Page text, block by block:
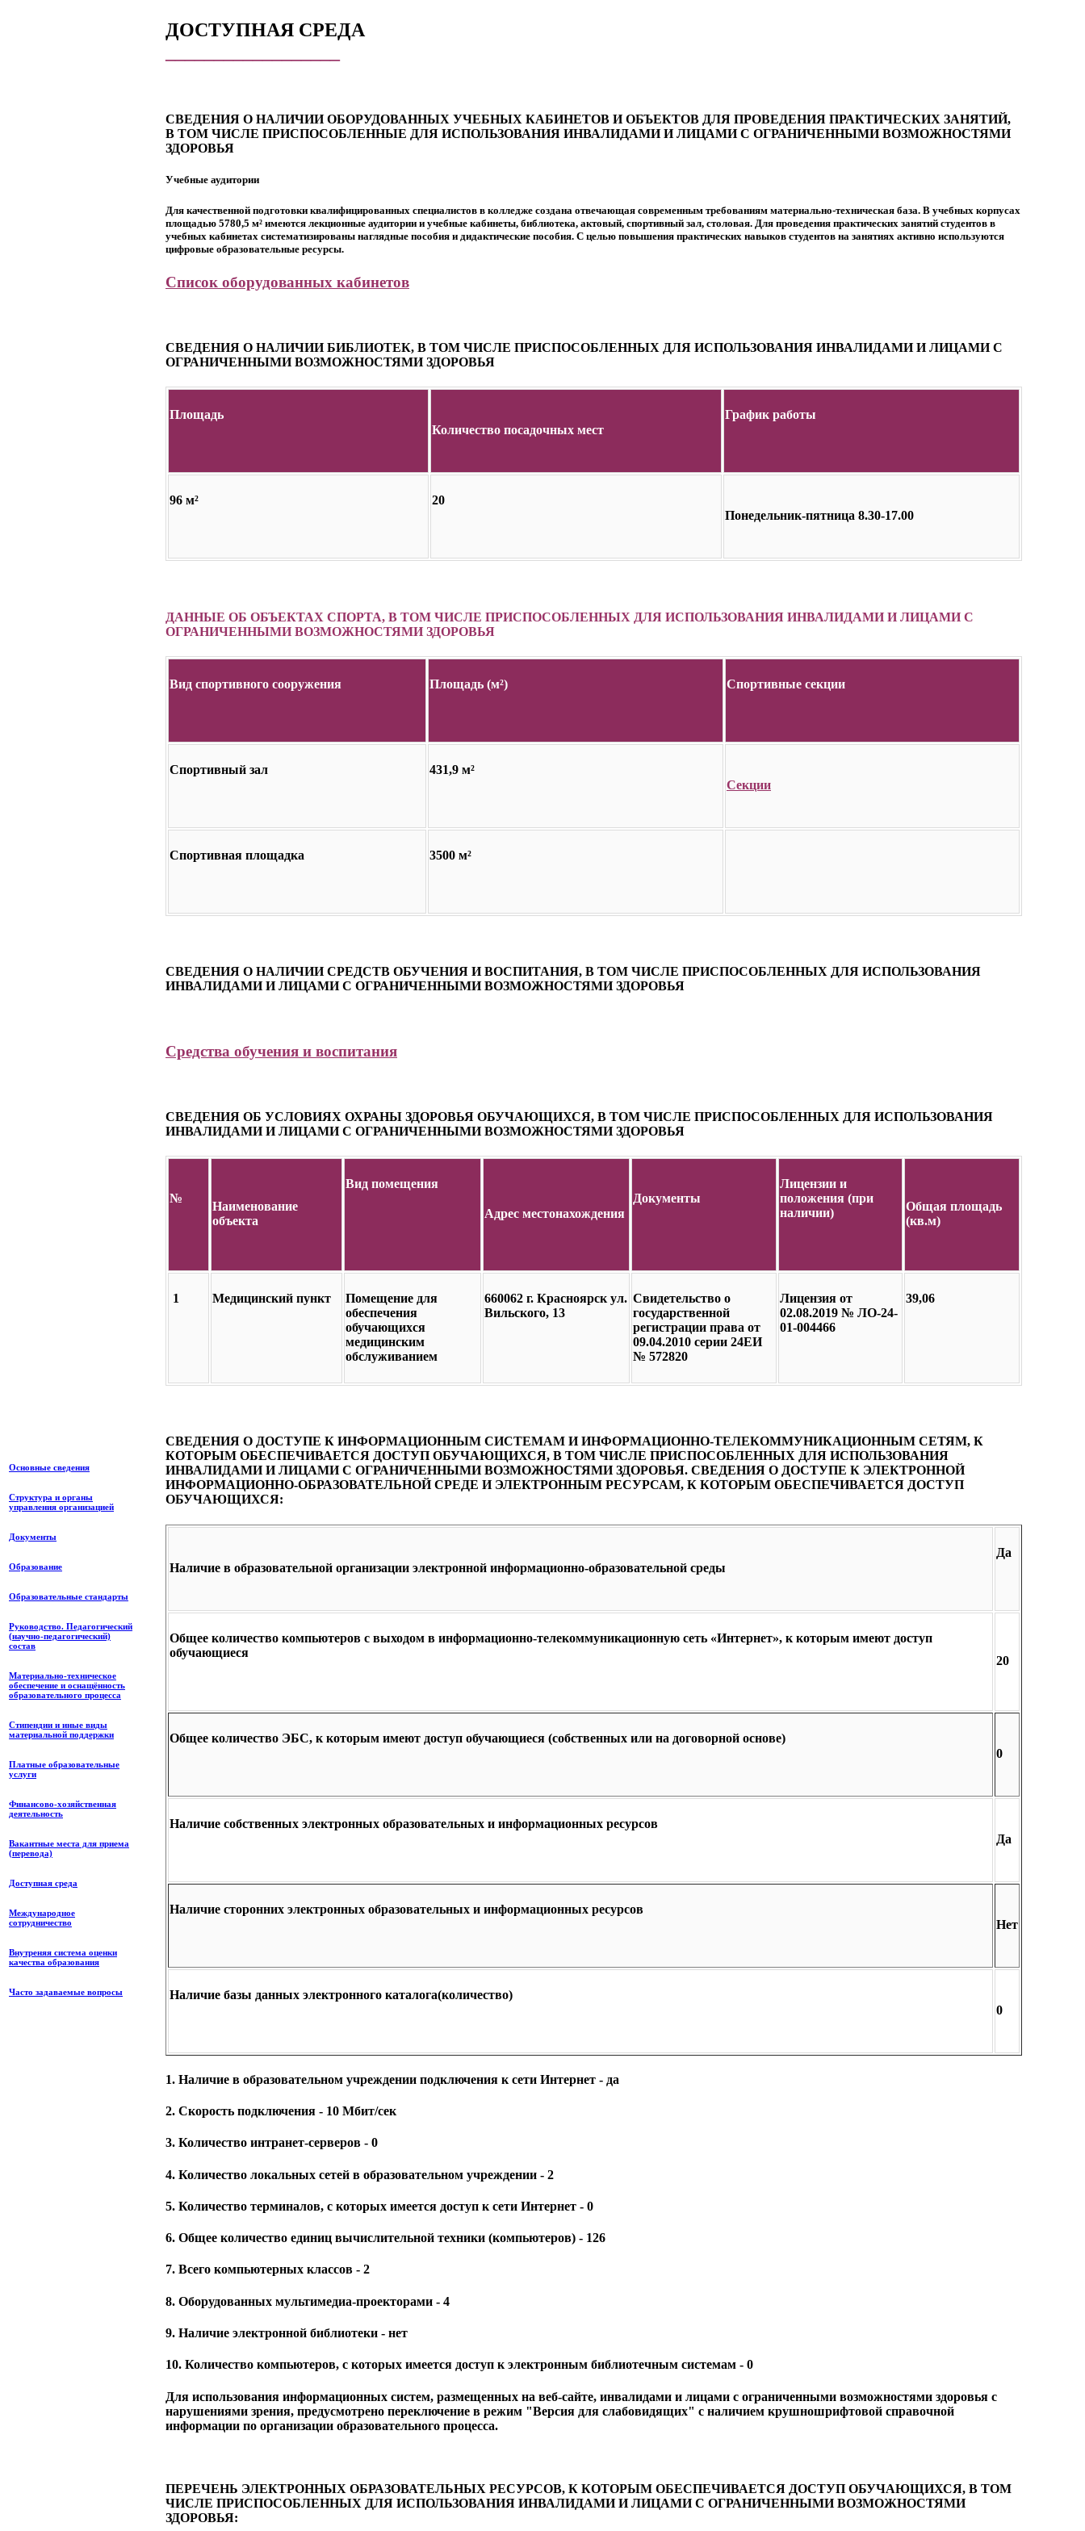
Основные сведения
Структура и органы
управления организацией
Документы
Образование
Образовательные стандарты
Руководство. Педагогический
(научно-педагогический)
состав
Материально-техническое
обеспечение и оснащённость
образовательного процесса
Стипендии и иные виды
материальной поддержки
Платные образовательные
услуги
Финансово-хозяйственная
деятельность
Вакантные места для приема
(перевода)
Доступная среда
Международное
сотрудничество
Внутреняя система оценки
качества образования
Часто задаваемые вопросы
ДОСТУПНАЯ СРЕДА
СВЕДЕНИЯ О НАЛИЧИИ ОБОРУДОВАННЫХ УЧЕБНЫХ КАБИНЕТОВ И ОБЪЕКТОВ ДЛЯ ПРОВЕДЕНИЯ ПРАКТИЧЕСКИХ ЗАНЯТИЙ,
В ТОМ ЧИСЛЕ ПРИСПОСОБЛЕННЫЕ ДЛЯ ИСПОЛЬЗОВАНИЯ ИНВАЛИДАМИ И ЛИЦАМИ С ОГРАНИЧЕННЫМИ ВОЗМОЖНОСТЯМИ
ЗДОРОВЬЯ
Учебные аудитории
Для качественной подготовки квалифицированных специалистов в колледже создана отвечающая современным требованиям материально-техническая база. В учебных корпусах
площадью 5780,5 м² имеются лекционные аудитории и учебные кабинеты, библиотека, актовый, спортивный зал, столовая. Для проведения практических занятий студентов в
учебных кабинетах систематизированы наглядные пособия и дидактические пособия. С целью повышения практических навыков студентов на занятиях активно используются
цифровые образовательные ресурсы.
Список оборудованных кабинетов
СВЕДЕНИЯ О НАЛИЧИИ БИБЛИОТЕК, В ТОМ ЧИСЛЕ ПРИСПОСОБЛЕННЫХ ДЛЯ ИСПОЛЬЗОВАНИЯ ИНВАЛИДАМИ И ЛИЦАМИ С
ОГРАНИЧЕННЫМИ ВОЗМОЖНОСТЯМИ ЗДОРОВЬЯ
Площадь
Количество посадочных мест
График работы
96 м²
20
Понедельник-пятница 8.30-17.00
ДАННЫЕ ОБ ОБЪЕКТАХ СПОРТА, В ТОМ ЧИСЛЕ ПРИСПОСОБЛЕННЫХ ДЛЯ ИСПОЛЬЗОВАНИЯ ИНВАЛИДАМИ И ЛИЦАМИ С
ОГРАНИЧЕННЫМИ ВОЗМОЖНОСТЯМИ ЗДОРОВЬЯ
Вид спортивного сооружения Площадь (м²) Спортивные секции
Спортивный зал
431,9 м²
Секции
Спортивная площадка 3500 м²
СВЕДЕНИЯ О НАЛИЧИИ СРЕДСТВ ОБУЧЕНИЯ И ВОСПИТАНИЯ, В ТОМ ЧИСЛЕ ПРИСПОСОБЛЕННЫХ ДЛЯ ИСПОЛЬЗОВАНИЯ
ИНВАЛИДАМИ И ЛИЦАМИ С ОГРАНИЧЕННЫМИ ВОЗМОЖНОСТЯМИ ЗДОРОВЬЯ
Средства обучения и воспитания
СВЕДЕНИЯ ОБ УСЛОВИЯХ ОХРАНЫ ЗДОРОВЬЯ ОБУЧАЮЩИХСЯ, В ТОМ ЧИСЛЕ ПРИСПОСОБЛЕННЫХ ДЛЯ ИСПОЛЬЗОВАНИЯ
ИНВАЛИДАМИ И ЛИЦАМИ С ОГРАНИЧЕННЫМИ ВОЗМОЖНОСТЯМИ ЗДОРОВЬЯ
№
Наименование
объекта
Вид помещения
Адрес местонахождения
Документы
Лицензии и
положения (при
наличии)
Общая площадь
(кв.м)
1 Медицинский пункт
Помещение для
обеспечения
обучающихся
медицинским
обслуживанием
660062 г. Красноярск ул.
Вильского, 13
Свидетельство о
государственной
регистрации права от
09.04.2010 серии 24ЕИ
№ 572820
Лицензия от
02.08.2019 № ЛО-24-
01-004466
39,06
СВЕДЕНИЯ О ДОСТУПЕ К ИНФОРМАЦИОННЫМ СИСТЕМАМ И ИНФОРМАЦИОННО-ТЕЛЕКОММУНИКАЦИОННЫМ СЕТЯМ, К
КОТОРЫМ ОБЕСПЕЧИВАЕТСЯ ДОСТУП ОБУЧАЮЩИХСЯ, В ТОМ ЧИСЛЕ ПРИСПОСОБЛЕННЫХ ДЛЯ ИСПОЛЬЗОВАНИЯ
ИНВАЛИДАМИ И ЛИЦАМИ С ОГРАНИЧЕННЫМИ ВОЗМОЖНОСТЯМИ ЗДОРОВЬЯ. СВЕДЕНИЯ О ДОСТУПЕ К ЭЛЕКТРОННОЙ
ИНФОРМАЦИОННО-ОБРАЗОВАТЕЛЬНОЙ СРЕДЕ И ЭЛЕКТРОННЫМ РЕСУРСАМ, К КОТОРЫМ ОБЕСПЕЧИВАЕТСЯ ДОСТУП
ОБУЧАЮЩИХСЯ:
Наличие в образовательной организации электронной информационно-образовательной среды
Да
Общее количество компьютеров с выходом в информационно-телекоммуникационную сеть «Интернет», к которым имеют доступ
обучающиеся
20
Общее количество ЭБС, к которым имеют доступ обучающиеся (собственных или на договорной основе)
0
Наличие собственных электронных образовательных и информационных ресурсов
Да
Наличие сторонних электронных образовательных и информационных ресурсов
Нет
Наличие базы данных электронного каталога(количество)
0
1. Наличие в образовательном учреждении подключения к сети Интернет - да
2. Скорость подключения - 10 Мбит/сек
3. Количество интранет-серверов - 0
4. Количество локальных сетей в образовательном учреждении - 2
5. Количество терминалов, с которых имеется доступ к сети Интернет - 0
6. Общее количество единиц вычислительной техники (компьютеров) - 126
7. Всего компьютерных классов - 2
8. Оборудованных мультимедиа-проекторами - 4
9. Наличие электронной библиотеки - нет
10. Количество компьютеров, с которых имеется доступ к электронным библиотечным системам - 0
Для использования информационных систем, размещенных на веб-сайте, инвалидами и лицами с ограниченными возможностями здоровья с
нарушениями зрения, предусмотрено переключение в режим "Версия для слабовидящих" с наличием крушношрифтовой справочной
информации по организации образовательного процесса.
ПЕРЕЧЕНЬ ЭЛЕКТРОННЫХ ОБРАЗОВАТЕЛЬНЫХ РЕСУРСОВ, К КОТОРЫМ ОБЕСПЕЧИВАЕТСЯ ДОСТУП ОБУЧАЮЩИХСЯ, В ТОМ
ЧИСЛЕ ПРИСПОСОБЛЕННЫХ ДЛЯ ИСПОЛЬЗОВАНИЯ ИНВАЛИДАМИ И ЛИЦАМИ С ОГРАНИЧЕННЫМИ ВОЗМОЖНОСТЯМИ
ЗДОРОВЬЯ: